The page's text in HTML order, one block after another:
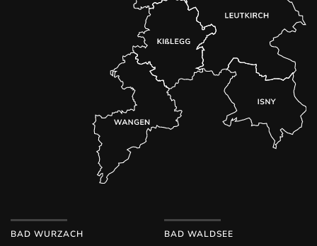
BAD WURZACH BAD WALDSEE